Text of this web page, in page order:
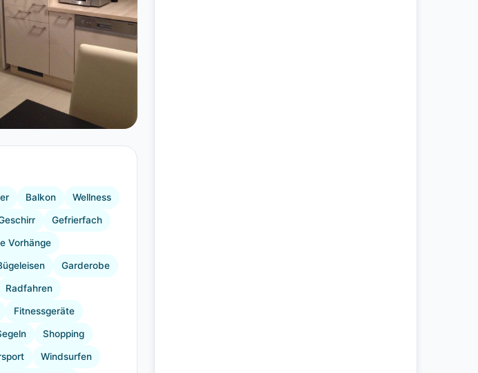
Balkon Wellness
Gefrierfach
Vorhänge
Garderobe
Radfahren
Fitnessgeräte
Shopping
Windsurfen